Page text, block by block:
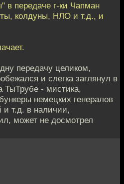
в передаче г-ки Чапман
колдуны, НЛО и т.д., и
передачу целиком,
и слегка заглянул в
ТыТрубе - мистика,
немецких генералов
и т.д. в наличии,
может не досмотрел